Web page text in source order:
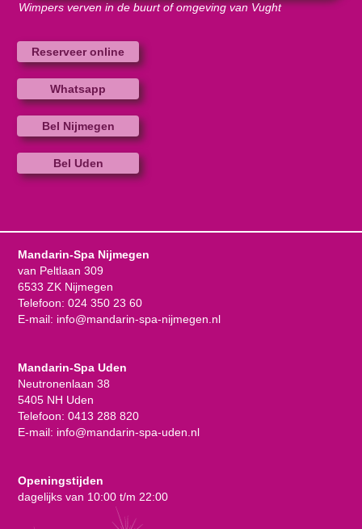
Wimpers verven in de buurt of omgeving van Vught
Reserveer online
Whatsapp
Bel Nijmegen
Bel Uden
Mandarin-Spa Nijmegen
van Peltlaan 309
6533 ZK Nijmegen
Telefoon: 024 350 23 60
E-mail: info@mandarin-spa-nijmegen.nl
Mandarin-Spa Uden
Neutronenlaan 38
5405 NH Uden
Telefoon: 0413 288 820
E-mail: info@mandarin-spa-uden.nl
Openingstijden
dagelijks van 10:00 t/m 22:00